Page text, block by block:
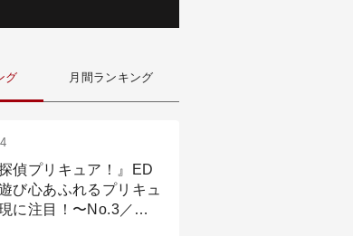
グ 月間ランキング
偵プリキュア！』ED
び心あふれるプリキュ
に注目！〜No.3／ア